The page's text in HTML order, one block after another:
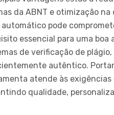
da ABNT e otimização
automático pode
essencial para uma
de verificação de
autêntico.
atende às exigências
qualidade,